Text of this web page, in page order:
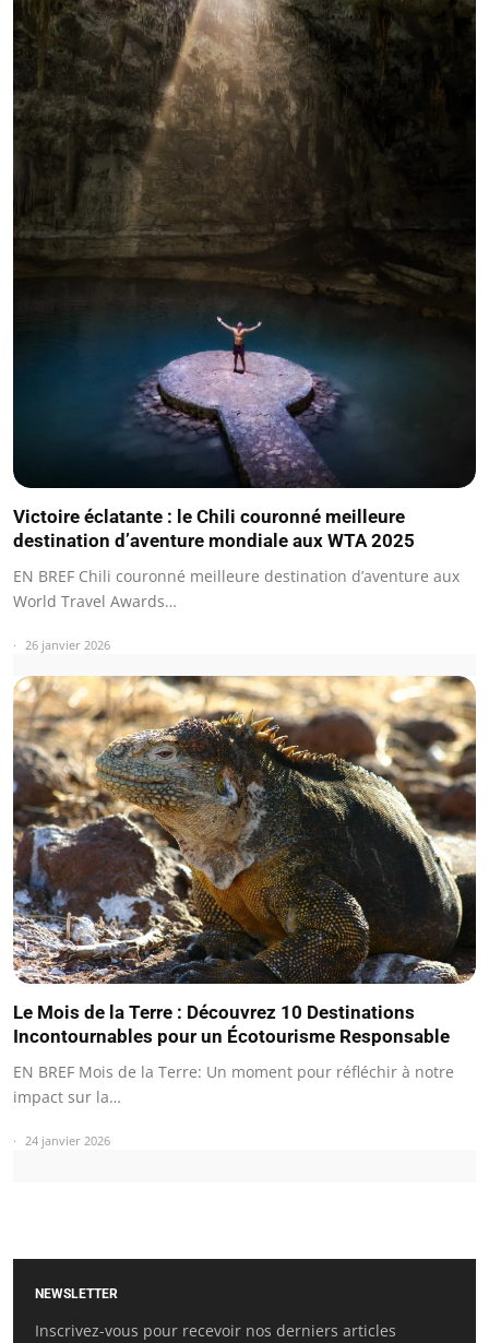
Victoire éclatante : le Chili couronné meilleure
destination d’aventure mondiale aux WTA 2025
EN BREF Chili couronné meilleure destination d’aventure aux
World Travel Awards…
26 janvier 2026
Le Mois de la Terre : Découvrez 10 Destinations
Incontournables pour un Écotourisme Responsable
EN BREF Mois de la Terre: Un moment pour réfléchir à notre
impact sur la…
24 janvier 2026
NEWSLETTER
Inscrivez-vous pour recevoir nos derniers articles